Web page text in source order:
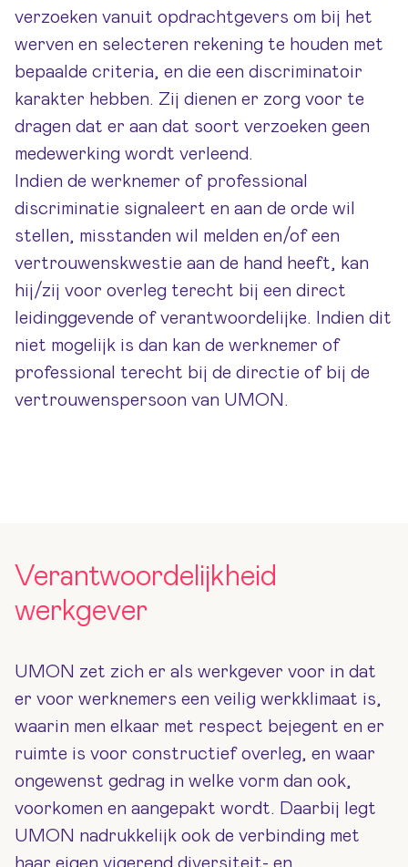
verzoeken vanuit opdrachtgevers om bij het
werven en selecteren rekening te houden met
bepaalde criteria, en die een discriminatoir
karakter hebben. Zij dienen er zorg voor te
dragen dat er aan dat soort verzoeken geen
medewerking wordt verleend.
Indien de werknemer of professional
discriminatie signaleert en aan de orde wil
stellen, misstanden wil melden en/of een
vertrouwenskwestie aan de hand heeft, kan
hij/zij voor overleg terecht bij een direct
leidinggevende of verantwoordelijke. Indien dit
niet mogelijk is dan kan de werknemer of
professional terecht bij de directie of bij de
vertrouwenspersoon van UMON.
Verantwoordelijkheid
werkgever
UMON zet zich er als werkgever voor in dat
er voor werknemers een veilig werkklimaat is,
waarin men elkaar met respect bejegent en er
ruimte is voor constructief overleg, en waar
ongewenst gedrag in welke vorm dan ook,
voorkomen en aangepakt wordt. Daarbij legt
UMON nadrukkelijk ook de verbinding met
haar eigen vigerend diversiteit- en